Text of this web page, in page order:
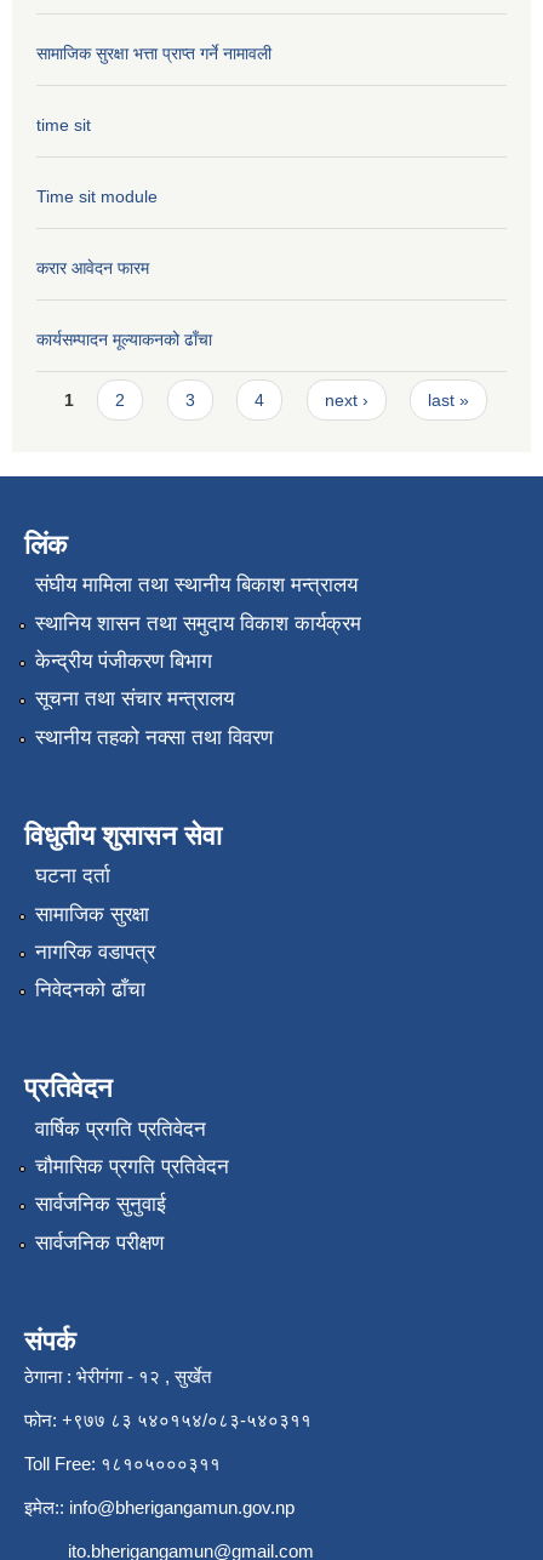
सामाजिक सुरक्षा भत्ता प्राप्त गर्ने नामावली
time sit
Time sit module
करार आवेदन फारम
कार्यसम्पादन मूल्या‌कनको ढाँचा
Pages
1 2 3 4 next › last »
लिंक
संघीय मामिला तथा स्थानीय बिकाश मन्त्रालय
स्थानिय शासन तथा समुदाय विकाश कार्यक्रम
केन्द्रीय पंजीकरण बिभाग
सूचना तथा संचार मन्त्रालय
स्थानीय तहको नक्सा तथा विवरण
विधुतीय शुसासन सेवा
घटना दर्ता
सामाजिक सुरक्षा
नागरिक वडापत्र
निवेदनको ढाँचा
प्रतिवेदन
वार्षिक प्रगति प्रतिवेदन
चौमासिक प्रगति प्रतिवेदन
सार्वजनिक सुनुवाई
सार्वजनिक परीक्षण
संपर्क
ठेगाना : भेरीगंगा - १२ , सुर्खेत
फोन: +९७७ ८३ ५४०१५४/०८३-५४०३११
Toll Free: १८१०५०००३११
इमेल:: info@bherigangamun.gov.np
ito.bherigangamun@gmail.com